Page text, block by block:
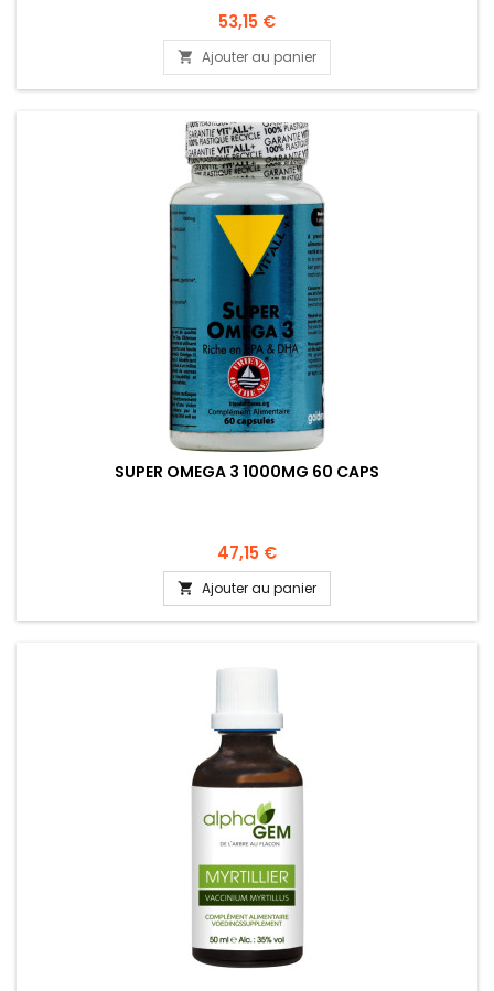
53,15 €
 Ajouter au panier
SUPER OMEGA 3 1000MG 60 CAPS
47,15 €
 Ajouter au panier